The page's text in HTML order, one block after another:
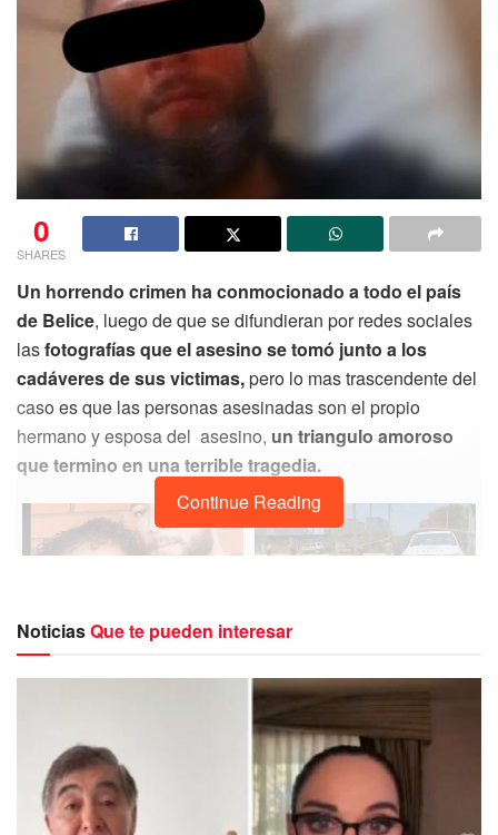
0
SHARES
Un horrendo crimen ha conmocionado a todo el país
de Belice, luego de que se difundieran por redes sociales
lasfotografías que el asesino se tomó junto a los
cadáveres de sus victimas,pero lo mas trascendente del
caso es que las personas asesinadas son el propio
hermano y esposa del asesino, un triangulo amoroso
que termino en una terrible tragedia.
De acuerdo a la información confirmadael miércoles
pasado en la tarde, por el medio de comunicación 7
news Belize
, este crimen se trataría de un triángulo
amoroso con un terrible final, ya que terminó con
personas asesinadas y toda una familia devastada por
Continue Reading
NoticiasQue te pueden interesar